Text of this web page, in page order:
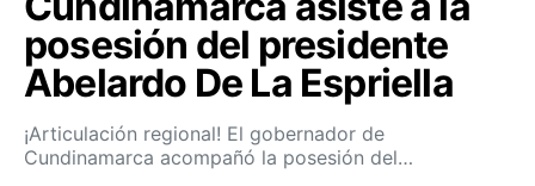
posesión del presidente
Abelardo De La Espriella
¡Articulación regional! El gobernador de
Cundinamarca acompañó la posesión del…